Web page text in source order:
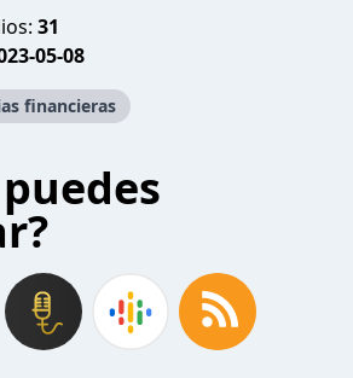
31
05-08
financieras